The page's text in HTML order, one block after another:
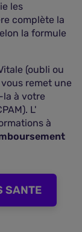
les
complète la
la formule
(oubli ou
vous remet une
à votre
L'
à
SANTE